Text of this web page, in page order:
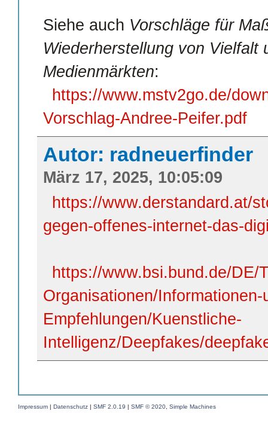
Siehe auch Vorschläge für
Wiederherstellung von Vielfalt
Medienmärkten:
https://www.mstv2go.de/
Vorschlag-Andree-Peifer.pdf
Autor: radneuerfinder
März 17, 2025, 10:05:09
https://www.derstandard.at/
gegen-offenes-internet-das-
https://www.bsi.bund.de/DE/
Organisationen/Informationen-
Empfehlungen/Kuenstliche-
Intelligenz/Deepfakes/
Impressum | Datenschutz | SMF 2.0.19 | SMF © 2020 Simple Machines